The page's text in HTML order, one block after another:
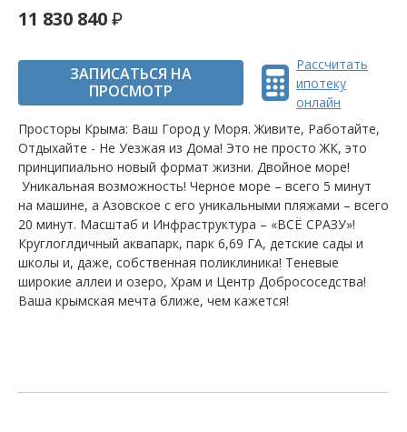
11 830 840
ЗАПИСАТЬСЯ НА
ПРОСМОТР
Рассчитать
ипотеку
онлайн
Просторы Крыма: Ваш Город у Моря. Живите, Работайте,
Отдыхайте - Не Уезжая из Дома! Это не просто ЖК, это
принципиально новый формат жизни. Двойное море!
Уникальная возможность! Черное море – всего 5 минут
на машине, а Азовское с его уникальными пляжами – всего
20 минут. Масштаб и Инфраструктура – «ВСЁ СРАЗУ»!
Круглоглдичный аквапарк, парк 6,69 ГА, детские сады и
школы и, даже, собственная поликлиника! Теневые
широкие аллеи и озеро, Храм и Центр Добрососедства!
Ваша крымская мечта ближе, чем кажется!